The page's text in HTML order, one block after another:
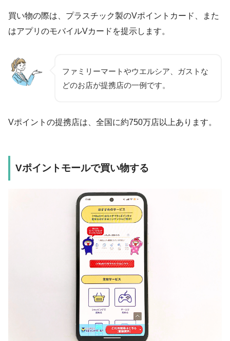
買い物の際は、プラスチック製のVポイントカード、また
はアプリのモバイルVカードを提示します。
ファミリーマートやウエルシア、ガストな
どのお店が提携店の一例です。
Vポイントの提携店は、全国に約750万店以上あります。
Vポイントモールで買い物する